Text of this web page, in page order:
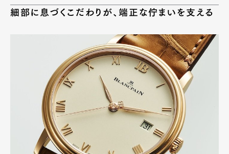
細部に息づくこだわりが、端正な佇まいを支える